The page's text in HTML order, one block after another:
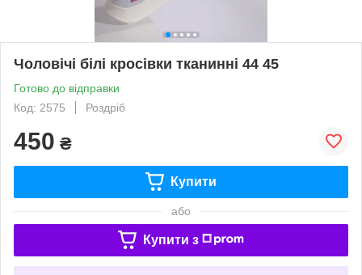
Чоловічі білі кросівки тканинні 44 45
Готово до відправки
Код: 2575
Роздріб
450 ₴
Купити
або
Купити з